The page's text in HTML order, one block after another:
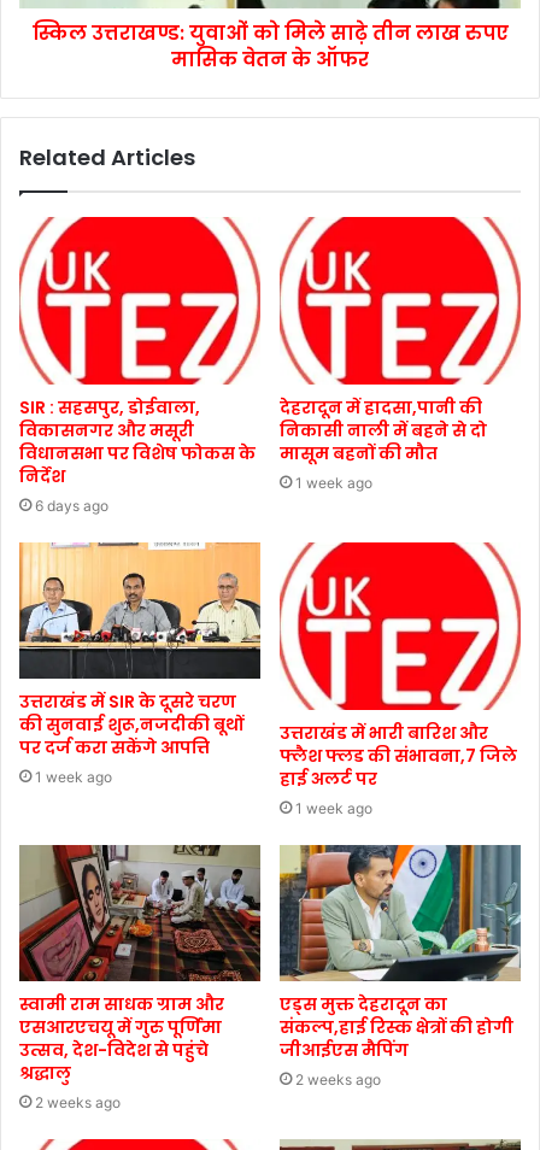
स्किल उत्तराखण्ड: युवाओं को मिले साढ़े तीन लाख रुपए
मासिक वेतन के ऑफर
Related Articles
SIR : सहसपुर, डोईवाला,
विकासनगर और मसूरी
विधानसभा पर विशेष फोकस के
निर्देश
6 days ago
देहरादून में हादसा,पानी की
निकासी नाली में बहने से दो
मासूम बहनों की मौत
1 week ago
उत्तराखंड में SIR के दूसरे चरण
की सुनवाई शुरू,नजदीकी बूथों
पर दर्ज करा सकेंगे आपत्ति
1 week ago
उत्तराखंड में भारी बारिश और
फ्लैश फ्लड की संभावना,7 जिले
हाई अलर्ट पर
1 week ago
स्वामी राम साधक ग्राम और
एसआरएचयू में गुरु पूर्णिमा
उत्सव, देश-विदेश से पहुंचे
श्रद्धालु
2 weeks ago
एड्स मुक्त देहरादून का
संकल्प,हाई रिस्क क्षेत्रों की होगी
जीआईएस मैपिंग
2 weeks ago